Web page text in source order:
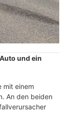
und ein
mit einem
An den beiden